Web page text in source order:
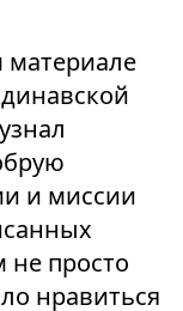
материале
и миссии
просто
нравиться